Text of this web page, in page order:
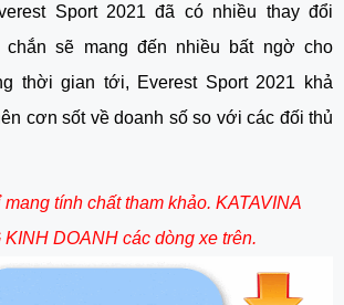
Sport 2021 đã có nhiều thay đổi
chắn sẽ mang đến nhiều bất ngờ cho
thời gian tới, Everest Sport 2021 khả
cơn sốt về doanh số so với các đối thủ
tính chất tham khảo. KATAVINA
KINH DOANH các dòng xe trên.